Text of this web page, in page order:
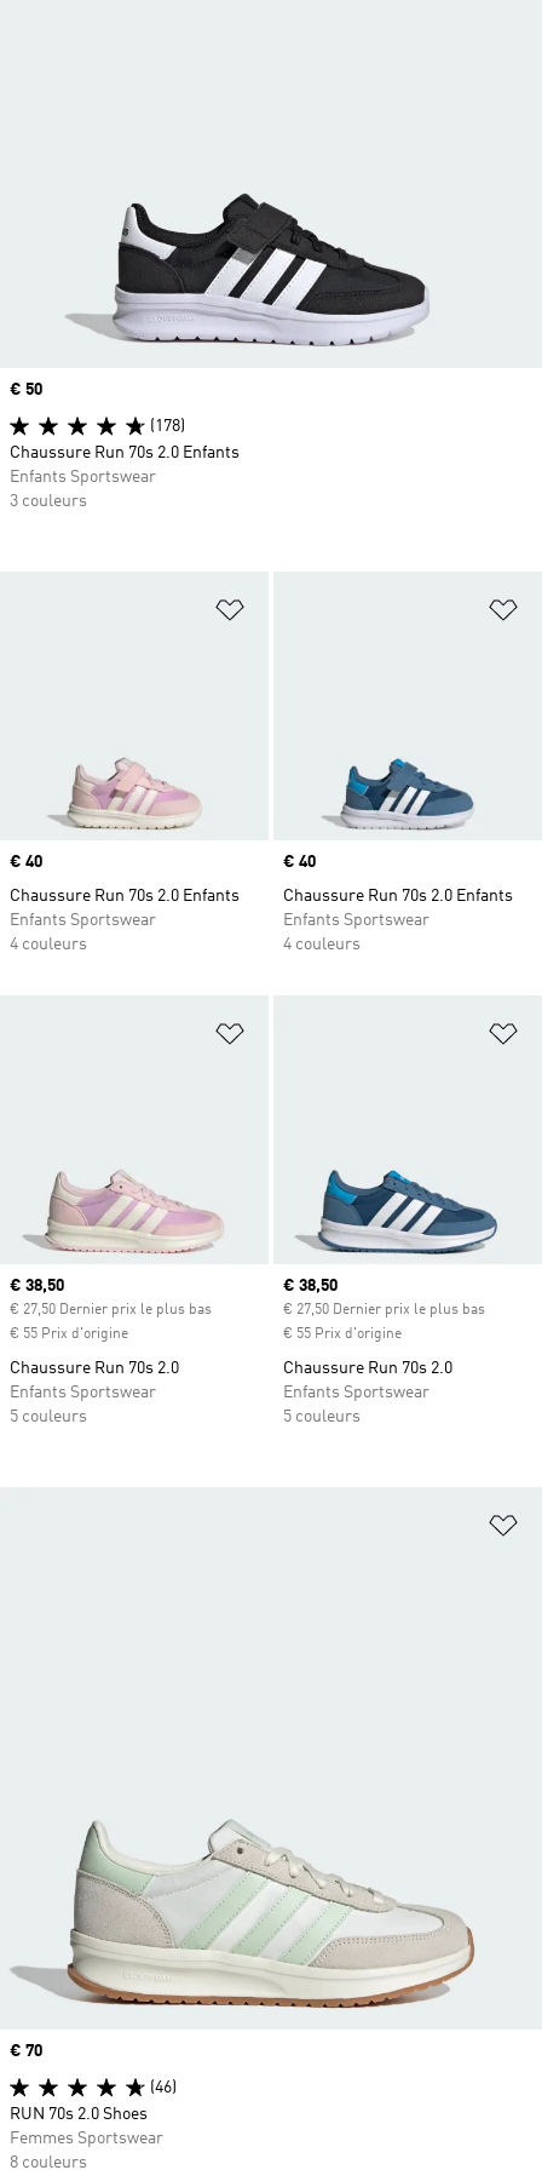
Ajouter à la Liste de produits
Prix
€ 40
Chaussure Run 70s 2.0 Enfants
Enfants Sportswear
4 couleurs
Prix
€ 40
Chaussure Run 70s 2.0 Enfants
Enfants Sportswear
4 couleurs
Ajouter à la Liste de produits
Prix actuel
€ 38,50
€ 27,50 Dernier prix le plus bas
€ 55 Prix d'origine
Chaussure Run 70s 2.0
Enfants Sportswear
5 couleurs
Prix actuel
€ 38,50
€ 27,50 Dernier prix le plus bas
€ 55 Prix d'origine
Chaussure Run 70s 2.0
Enfants Sportswear
5 couleurs
Prix
€ 50
(178)
Chaussure Run 70s 2.0 Enfants
Enfants Sportswear
3 couleurs
Prix
€ 70
(46)
RUN 70s 2.0 Shoes
Femmes Sportswear
8 couleurs